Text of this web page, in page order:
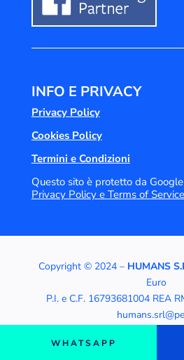
INFO E PRIVACY
Privacy Policy
Cookies Policy
Termini e Condizioni
Questo sito è protetto da
Privacy Policy e Terms of Service
Copyright © 2024 – HUMANS
Euro
P.I. e C.F. 16793681004 REA
WHATSAPP